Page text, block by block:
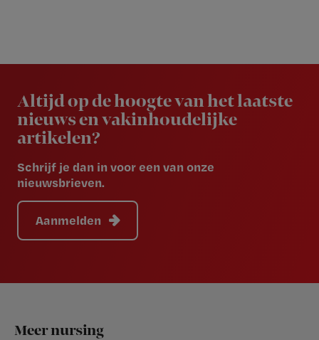
Altijd op de hoogte van het laatste
nieuws en vakinhoudelijke
artikelen?
Schrijf je dan in voor een van onze
nieuwsbrieven.
Aanmelden
Footer
Meer nursing